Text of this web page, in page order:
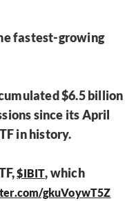
fastest-growing
$6.5 billion
since its April
in history.
$IBIT, which
gkuVoywT5Z